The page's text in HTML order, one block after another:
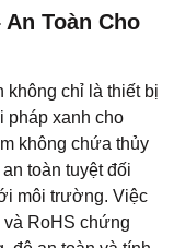
thống, đèn
hay tia hồng
người dùng, đặc
đối tượng dễ
Ánh sáng trung
ban ngày, giúp
thư giãn khi sử
việc sử dụng